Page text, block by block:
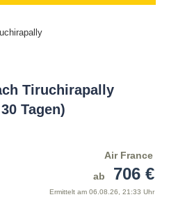
Tiruchirapally
Tagen)
Air France
ab
706 €
Ermittelt am 06.08.26, 21:33 Uhr